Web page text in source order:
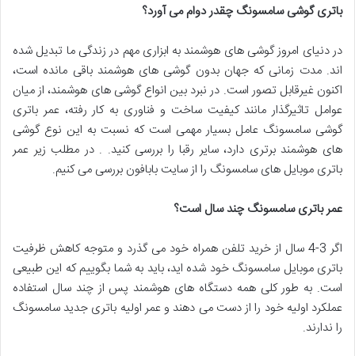
باتری گوشی سامسونگ چقدر دوام می آورد؟
در دنیای امروز گوشی های هوشمند به ابزاری مهم در زندگی ما تبدیل شده
اند. مدت زمانی که جهان بدون گوشی های هوشمند باقی مانده است،
اکنون غیرقابل تصور است. در نبرد بین انواع گوشی های هوشمند، از میان
عوامل تاثیرگذار مانند کیفیت ساخت و فناوری به کار رفته، عمر باتری
گوشی سامسونگ عامل بسیار مهمی است که نسبت به این نوع گوشی
های هوشمند برتری دارد، سایر رقبا را بررسی کنید. . در مطلب زیر عمر
باتری موبایل های سامسونگ را از سایت بابافون بررسی می کنیم.
عمر باتری سامسونگ چند سال است؟
اگر 3-4 سال از خرید تلفن همراه خود می گذرد و متوجه کاهش ظرفیت
باتری موبایل سامسونگ خود شده اید، باید به شما بگوییم که این طبیعی
است. به طور کلی همه دستگاه های هوشمند پس از چند سال استفاده
عملکرد اولیه خود را از دست می دهند و عمر اولیه باتری جدید سامسونگ
را ندارند.